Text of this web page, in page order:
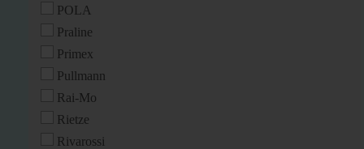
POLA
Praline
Primex
Pullmann
Rai-Mo
Rietze
Rivarossi